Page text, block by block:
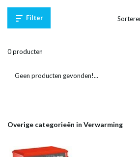
Filter
0 producten
Geen producten gevonden!...
Overige categorieën in Verwarming